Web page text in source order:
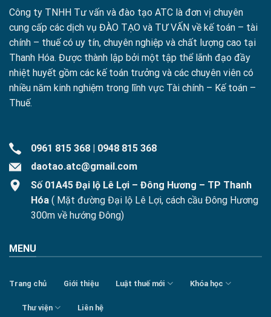
Công ty TNHH Tư vấn và đào tạo ATC là đơn vị chuyên
cung cấp các dịch vụ ĐÀO TẠO và TƯ VẤN về kế toán – tài
chính – thuế có uy tín, chuyên nghiệp và chất lượng cao tại
Thanh Hóa. Được thành lập bởi một tập thể lãnh đạo đầy
nhiệt huyết gồm các kế toán trưởng và các chuyên viên có
nhiều năm kinh nghiệm trong lĩnh vực Tài chính – Kế toán –
Thuế.
0961 815 368
0948 815 368
daotao.atc@gmail.com
Số 01A45 Đại lộ Lê Lợi – Đông Hương – TP Thanh
Hóa ( Mặt đường Đại lộ Lê Lợi, cách cầu Đông Hương
300m về hướng Đông)
MENU
Trang chủ Giới thiệu Luật thuế mới Khóa học
Thư viện Liên hệ